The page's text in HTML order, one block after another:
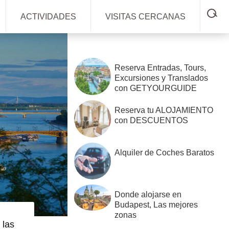
ACTIVIDADES VISITAS CERCANAS
las
lateral
primaria Reserva Entradas, Tours,
Excursiones y Translados
con GETYOURGUIDE
Reserva tu ALOJAMIENTO
con DESCUENTOS
Alquiler de Coches Baratos
Donde alojarse en
Budapest, Las mejores
zonas